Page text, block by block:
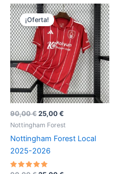
90,00€El
precio
original
era:
90,00 €.
25,00€
precio
actual
es:
¡Oferta!
Nottingham Forest
Nottingham Forest Local
2025-2026